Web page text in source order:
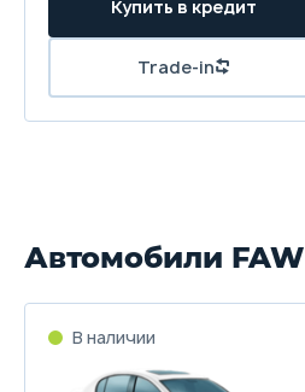
Купить в кредит
Trade-in
Автомобили FAW
В наличии